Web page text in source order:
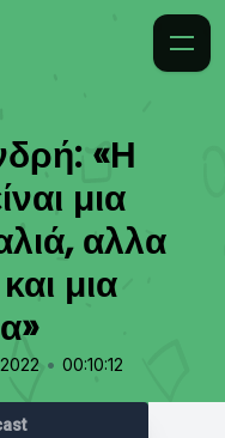
«Η
μια
αλλα
μια
• 00:10:12